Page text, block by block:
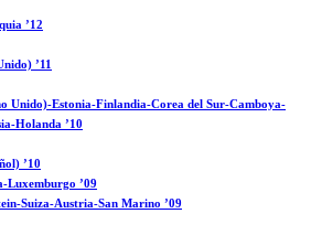
’12
’11
Unido)-Estonia-Finlandia-Corea del Sur-Camboya-
Holanda ’10
’10
Luxemburgo ’09
Suiza-Austria-San Marino ’09